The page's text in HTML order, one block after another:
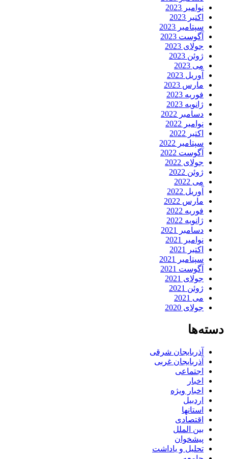
نوامبر 2023
اکتبر 2023
سپتامبر 2023
آگوست 2023
جولای 2023
ژوئن 2023
می 2023
آوریل 2023
مارس 2023
فوریه 2023
ژانویه 2023
دسامبر 2022
نوامبر 2022
اکتبر 2022
سپتامبر 2022
آگوست 2022
جولای 2022
ژوئن 2022
می 2022
آوریل 2022
مارس 2022
فوریه 2022
ژانویه 2022
دسامبر 2021
نوامبر 2021
اکتبر 2021
سپتامبر 2021
آگوست 2021
جولای 2021
ژوئن 2021
می 2021
جولای 2020
دسته‌ها
آذربایجان شرقی
آذربایجان غربی
اجتماعی
اخبار
اخبار ویژه
اردبیل
استانها
اقتصادی
بین الملل
پیشخوان
تحلیل و یاداشت